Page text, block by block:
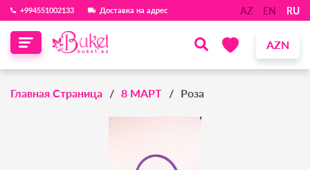
‪+994551002133‬ Доставка на адрес AZ EN RU
AZN
Главная Страница 8 МАРТ Роза